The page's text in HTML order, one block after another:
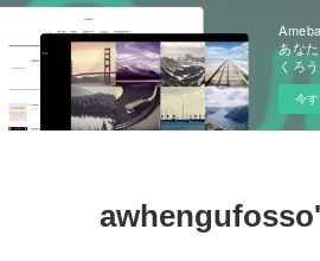
あな
くろう
今